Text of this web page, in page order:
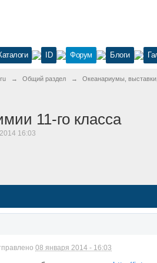
ID Форум Блоги
→ Общий раздел → Океанариумы,
11-го класса
16:03
08 января 2014 - 16:03